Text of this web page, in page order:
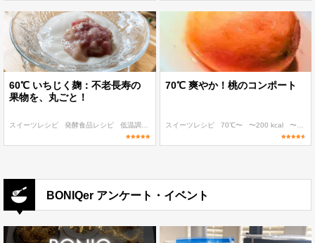
60℃ いちじく麹：不老長寿の
果物を、丸ごと！
スイーツレシピ 発酵食品レシピ 低温調理 麹・発酵食レシピ 60℃〜 作り置き
70℃ 爽やか！桃のコンポート
スイーツレシピ 70℃〜 〜200 kcal 〜300 kcal
BONIQer アンケート・イベント